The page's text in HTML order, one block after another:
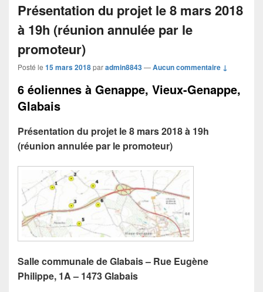
Présentation du projet le 8 mars 2018
à 19h (réunion annulée par le
promoteur)
Posté le 15 mars 2018paradmin8843—Aucun commentaire ↓
6 éoliennes à Genappe, Vieux-Genappe,
Glabais
Présentation du projet le 8 mars 2018 à 19h
(réunion annulée par le promoteur)
Salle communale de Glabais – Rue Eugène
Philippe, 1A – 1473 Glabais